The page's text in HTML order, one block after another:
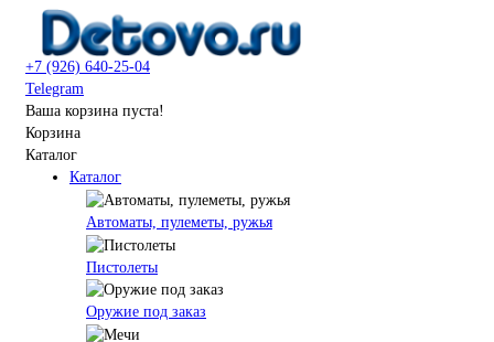
+7 (926) 640-25-04
Telegram
Ваша корзина пуста!
Корзина
Каталог
Каталог
Автоматы, пулеметы, ружья
Пистолеты
Оружие под заказ